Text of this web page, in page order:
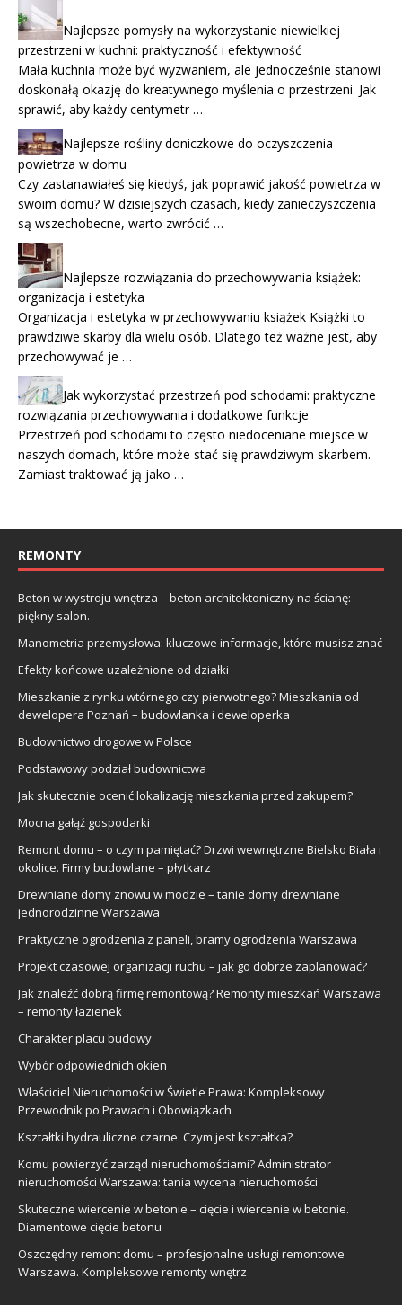
Najlepsze pomysły na wykorzystanie niewielkiej
przestrzeni w kuchni: praktyczność i efektywność
Mała kuchnia może być wyzwaniem, ale jednocześnie stanowi
doskonałą okazję do kreatywnego myślenia o przestrzeni. Jak
sprawić, aby każdy centymetr …
Najlepsze rośliny doniczkowe do oczyszczenia
powietrza w domu
Czy zastanawiałeś się kiedyś, jak poprawić jakość powietrza w
swoim domu? W dzisiejszych czasach, kiedy zanieczyszczenia
są wszechobecne, warto zwrócić …
Najlepsze rozwiązania do przechowywania książek:
organizacja i estetyka
Organizacja i estetyka w przechowywaniu książek Książki to
prawdziwe skarby dla wielu osób. Dlatego też ważne jest, aby
przechowywać je …
Jak wykorzystać przestrzeń pod schodami: praktyczne
rozwiązania przechowywania i dodatkowe funkcje
Przestrzeń pod schodami to często niedoceniane miejsce w
naszych domach, które może stać się prawdziwym skarbem.
Zamiast traktować ją jako …
REMONTY
Beton w wystroju wnętrza – beton architektoniczny na ścianę:
piękny salon.
Manometria przemysłowa: kluczowe informacje, które musisz znać
Efekty końcowe uzależnione od działki
Mieszkanie z rynku wtórnego czy pierwotnego? Mieszkania od
dewelopera Poznań – budowlanka i deweloperka
Budownictwo drogowe w Polsce
Podstawowy podział budownictwa
Jak skutecznie ocenić lokalizację mieszkania przed zakupem?
Mocna gałąź gospodarki
Remont domu – o czym pamiętać? Drzwi wewnętrzne Bielsko Biała i
okolice. Firmy budowlane – płytkarz
Drewniane domy znowu w modzie – tanie domy drewniane
jednorodzinne Warszawa
Praktyczne ogrodzenia z paneli, bramy ogrodzenia Warszawa
Projekt czasowej organizacji ruchu – jak go dobrze zaplanować?
Jak znaleźć dobrą firmę remontową? Remonty mieszkań Warszawa
– remonty łazienek
Charakter placu budowy
Wybór odpowiednich okien
Właściciel Nieruchomości w Świetle Prawa: Kompleksowy
Przewodnik po Prawach i Obowiązkach
Kształtki hydrauliczne czarne. Czym jest kształtka?
Komu powierzyć zarząd nieruchomościami? Administrator
nieruchomości Warszawa: tania wycena nieruchomości
Skuteczne wiercenie w betonie – cięcie i wiercenie w betonie.
Diamentowe cięcie betonu
Oszczędny remont domu – profesjonalne usługi remontowe
Warszawa. Kompleksowe remonty wnętrz